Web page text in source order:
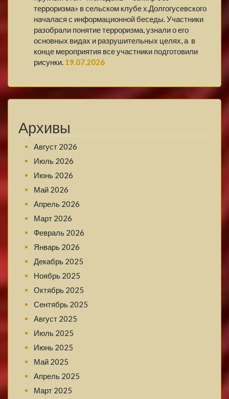
терроризма» в сельском клубе х.Долгогусевского
началася с информационной беседы. Участники
разобрали понятие терроризма, узнали о его
основных видах и разрушительных целях, а в
конце мероприятия все участники подготовили
рисунки. 19.07.2026
Архивы
Август 2026
Июль 2026
Июнь 2026
Май 2026
Апрель 2026
Март 2026
Февраль 2026
Январь 2026
Декабрь 2025
Ноябрь 2025
Октябрь 2025
Сентябрь 2025
Август 2025
Июль 2025
Июнь 2025
Май 2025
Апрель 2025
Март 2025